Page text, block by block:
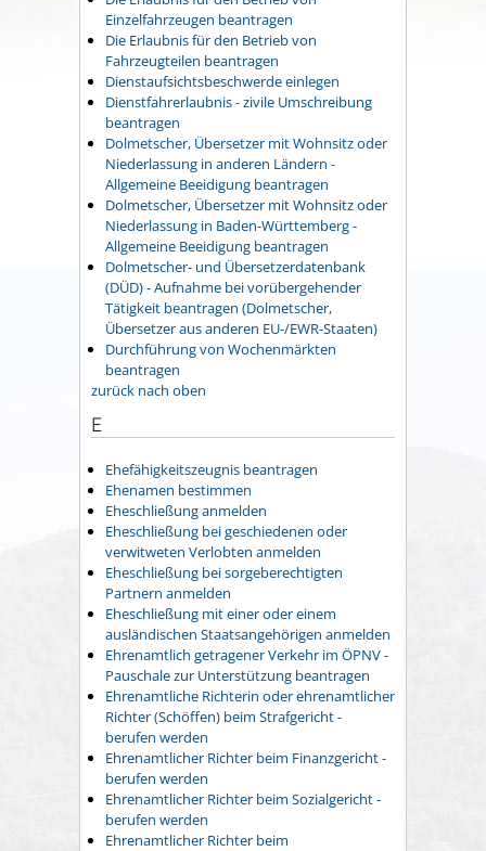
Einzelfahrzeugen beantragen
Die Erlaubnis für den Betrieb von
Fahrzeugteilen beantragen
Dienstaufsichtsbeschwerde einlegen
Dienstfahrerlaubnis - zivile Umschreibung
beantragen
Dolmetscher, Übersetzer mit Wohnsitz oder
Niederlassung in anderen Ländern -
Allgemeine Beeidigung beantragen
Dolmetscher, Übersetzer mit Wohnsitz oder
Niederlassung in Baden-Württemberg -
Allgemeine Beeidigung beantragen
Dolmetscher- und Übersetzerdatenbank
(DÜD) - Aufnahme bei vorübergehender
Tätigkeit beantragen (Dolmetscher,
Übersetzer aus anderen EU-/EWR-Staaten)
Durchführung von Wochenmärkten
beantragen
zurück nach oben
E
Ehefähigkeitszeugnis beantragen
Ehenamen bestimmen
Eheschließung anmelden
Eheschließung bei geschiedenen oder
verwitweten Verlobten anmelden
Eheschließung bei sorgeberechtigten
Partnern anmelden
Eheschließung mit einer oder einem
ausländischen Staatsangehörigen anmelden
Ehrenamtlich getragener Verkehr im ÖPNV -
Pauschale zur Unterstützung beantragen
Ehrenamtliche Richterin oder ehrenamtlicher
Richter (Schöffen) beim Strafgericht -
berufen werden
Ehrenamtlicher Richter beim Finanzgericht -
berufen werden
Ehrenamtlicher Richter beim Sozialgericht -
berufen werden
Ehrenamtlicher Richter beim